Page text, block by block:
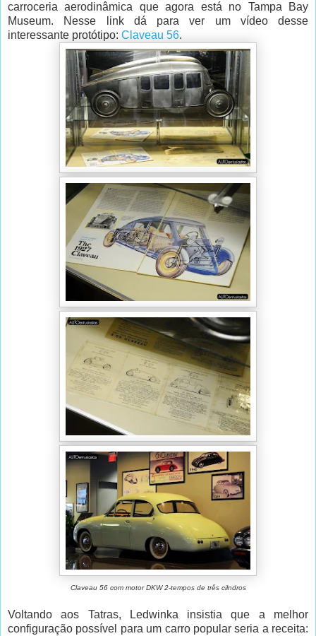
carroceria aerodinâmica que agora está no Tampa Bay
Museum. Nesse link dá para ver um vídeo desse
interessante protótipo: Claveau 56.
Claveau 56 com motor DKW 2-tempos de três cilndros
Voltando aos Tatras, Ledwinka insistia que a melhor
configuração possível para um carro popular seria a receita: